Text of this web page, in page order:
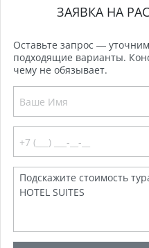
ЗАЯВКА НА
Оставьте запрос —
подходящие варианты.
чему не обязывает.